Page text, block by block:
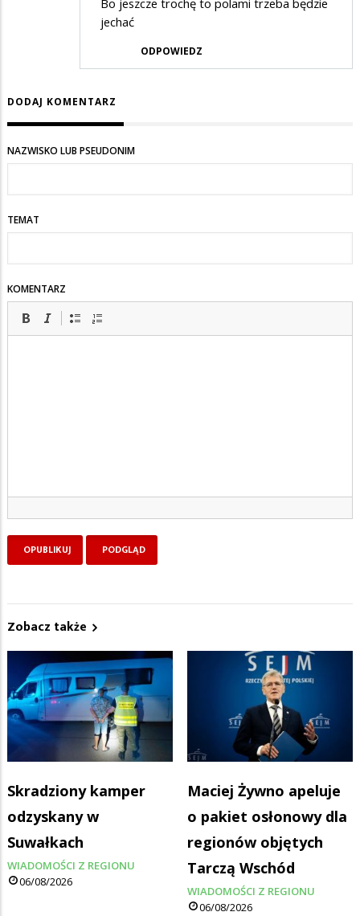
Bo jeszcze trochę to polami trzeba będzie
jechać
ODPOWIEDZ
DODAJ KOMENTARZ
NAZWISKO LUB PSEUDONIM
TEMAT
KOMENTARZ
Zobacz także
Skradziony kamper
odzyskany w
Suwałkach
WIADOMOŚCI Z REGIONU
06/08/2026
Maciej Żywno apeluje
o pakiet osłonowy dla
regionów objętych
Tarczą Wschód
WIADOMOŚCI Z REGIONU
06/08/2026